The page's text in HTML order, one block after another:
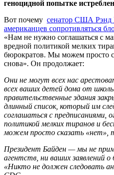
геноцидной попытке
Вот почему сенатор США Рэнд
американцев сопротивляться
«Нам не нужно соглашаться с
вредной политикой мелких
бюрократов. Мы можем просто
снова». Он продолжает:
Они не могут всех нас
всех ваших детей дома от
правительственные здания
длинный список, который им
соглашаться с предписаниями,
политикой мелких тиранов и
можем просто сказать «нет»,
Президент Байден — мы не
агентств, ни ваших заявлений
«Никто не должен следовать